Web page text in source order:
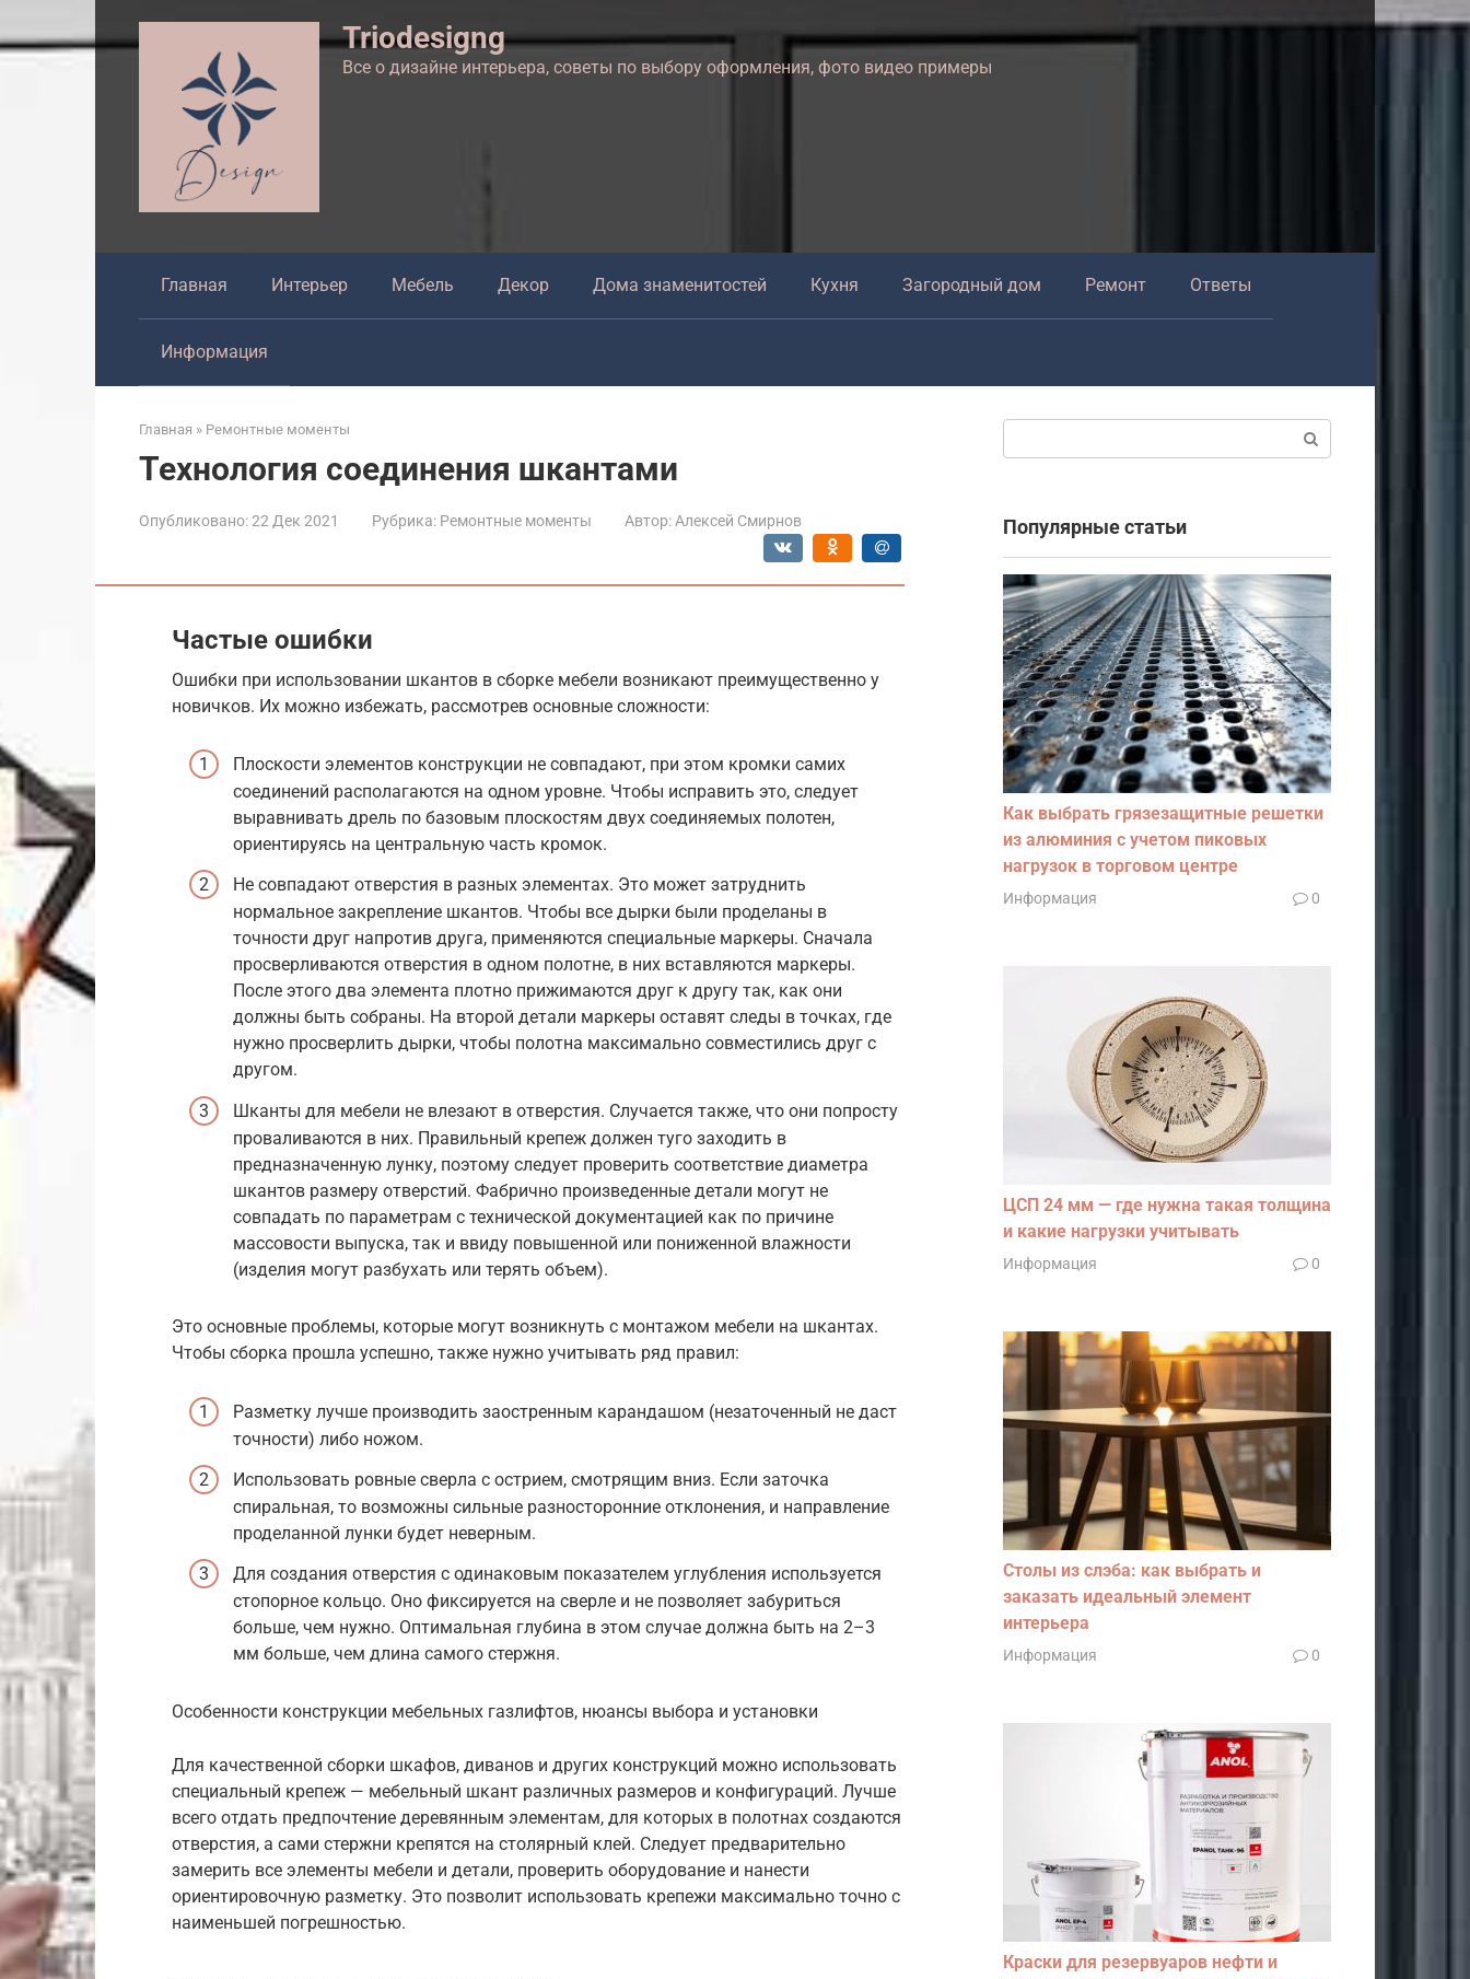
к
Triodesigng
Все о дизайне интерьера, советы по выбору оформления, фото видео примеры
Главная Интерьер Мебель Декор Дома знаменитостей Кухня Загородный дом Ремонт Ответы
Информация
Главная » Ремонтные моменты
Технология соединения шкантами
Опубликовано:22 Дек 2021 Рубрика: Ремонтные моменты Автор: Алексей Смирнов
Частые ошибки
Ошибки при использовании шкантов в сборке мебели возникают преимущественно у
новичков. Их можно избежать, рассмотрев основные сложности:
Плоскости элементов конструкции не совпадают, при этом кромки самих
соединений располагаются на одном уровне. Чтобы исправить это, следует
выравнивать дрель по базовым плоскостям двух соединяемых полотен,
ориентируясь на центральную часть кромок.
Не совпадают отверстия в разных элементах. Это может затруднить
нормальное закрепление шкантов. Чтобы все дырки были проделаны в
точности друг напротив друга, применяются специальные маркеры. Сначала
просверливаются отверстия в одном полотне, в них вставляются маркеры.
После этого два элемента плотно прижимаются друг к другу так, как они
должны быть собраны. На второй детали маркеры оставят следы в точках, где
нужно просверлить дырки, чтобы полотна максимально совместились друг с
другом.
Шканты для мебели не влезают в отверстия. Случается также, что они попросту
проваливаются в них. Правильный крепеж должен туго заходить в
предназначенную лунку, поэтому следует проверить соответствие диаметра
шкантов размеру отверстий. Фабрично произведенные детали могут не
совпадать по параметрам с технической документацией как по причине
массовости выпуска, так и ввиду повышенной или пониженной влажности
(изделия могут разбухать или терять объем).
Это основные проблемы, которые могут возникнуть с монтажом мебели на шкантах.
Чтобы сборка прошла успешно, также нужно учитывать ряд правил:
Разметку лучше производить заостренным карандашом (незаточенный не даст
точности) либо ножом.
Использовать ровные сверла с острием, смотрящим вниз. Если заточка
спиральная, то возможны сильные разносторонние отклонения, и направление
проделанной лунки будет неверным.
Для создания отверстия с одинаковым показателем углубления используется
стопорное кольцо. Оно фиксируется на сверле и не позволяет забуриться
больше, чем нужно. Оптимальная глубина в этом случае должна быть на 2–3
мм больше, чем длина самого стержня.
Особенности конструкции мебельных газлифтов, нюансы выбора и установки
Для качественной сборки шкафов, диванов и других конструкций можно использовать
специальный крепеж — мебельный шкант различных размеров и конфигураций. Лучше
всего отдать предпочтение деревянным элементам, для которых в полотнах создаются
отверстия, а сами стержни крепятся на столярный клей. Следует предварительно
замерить все элементы мебели и детали, проверить оборудование и нанести
ориентировочную разметку. Это позволит использовать крепежи максимально точно с
наименьшей погрешностью.
Популярные статьи
Как выбрать грязезащитные решетки
из алюминия с учетом пиковых
нагрузок в торговом центре
Информация 0
ЦСП 24 мм — где нужна такая толщина
и какие нагрузки учитывать
Информация 0
Столы из слэба: как выбрать и
заказать идеальный элемент
интерьера
Информация 0
Краски для резервуаров нефти и